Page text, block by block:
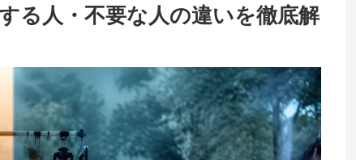
る人・不要な人の違いを徹底解